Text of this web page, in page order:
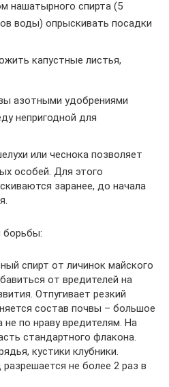
нашатырного спирта (5
воды) опрыскивать посадки
капустные листья,
азотными удобрениями
непригодной для
или чеснока позволяет
особей. Для этого
заранее, до начала
борьбы:
спирт от личинок майского
от вредителей на
Отпугивает резкий
состав почвы – большое
не по нраву вредителям. На
стандартного флакона.
кустики клубники.
не более 2 раз в